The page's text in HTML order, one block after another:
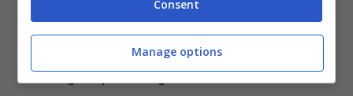
Per la gran parte degli esercenti scaricare
Consent
Manage options